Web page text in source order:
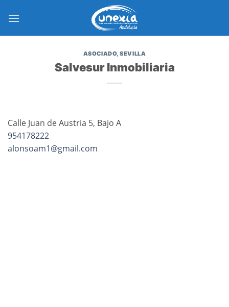
ASOCIADO,SEVILLA
Salvesur Inmobiliaria
Calle Juan de Austria 5, Bajo A
954178222
alonsoam1@gmail.com